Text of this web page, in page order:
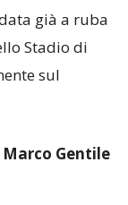
di
già a ruba
Stadio di
sul